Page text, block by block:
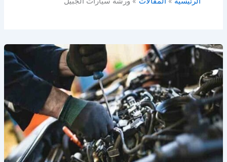
افضل
ورشة
ميكانيكا
سيارات
في
القطيف
–
الجبيل
–
الاحساء